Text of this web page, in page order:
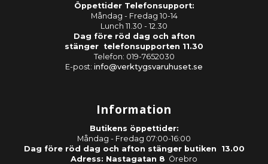
Öppettider Telefonsupport:
Måndag - Fredag 10-14
Lunch 11.30 - 12.30
Dag före röd dag och afton
stänger telefonsupporten 11.30
Telefon: 019-7652030
E-post: info@verktygsvaruhuset.se
Information
Butikens öppettider:
Måndag - Fredag 07:00-16:00
Dag före röd dag och afton stänger butiken 13.00
Adress: Nastagatan 8 Örebro